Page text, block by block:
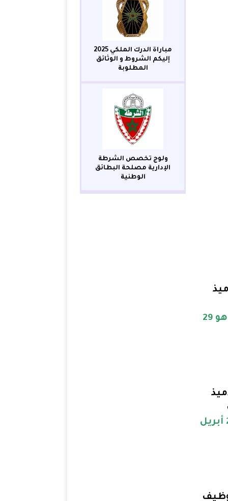
آخر أجل هو 29
آخر هو 29 أبريل
مباراة الدرك الملكي 2025
إليكم الشروط و الوثائق
المطلوبة
ولوج تخصص الشرطة
الإدارية مصلحة البطائق
الوطنية